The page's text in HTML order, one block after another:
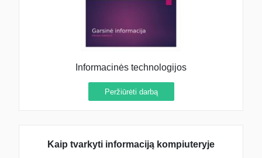
Informacinės technologijos
Peržiūrėti darbą
Kaip tvarkyti informaciją kompiuteryje